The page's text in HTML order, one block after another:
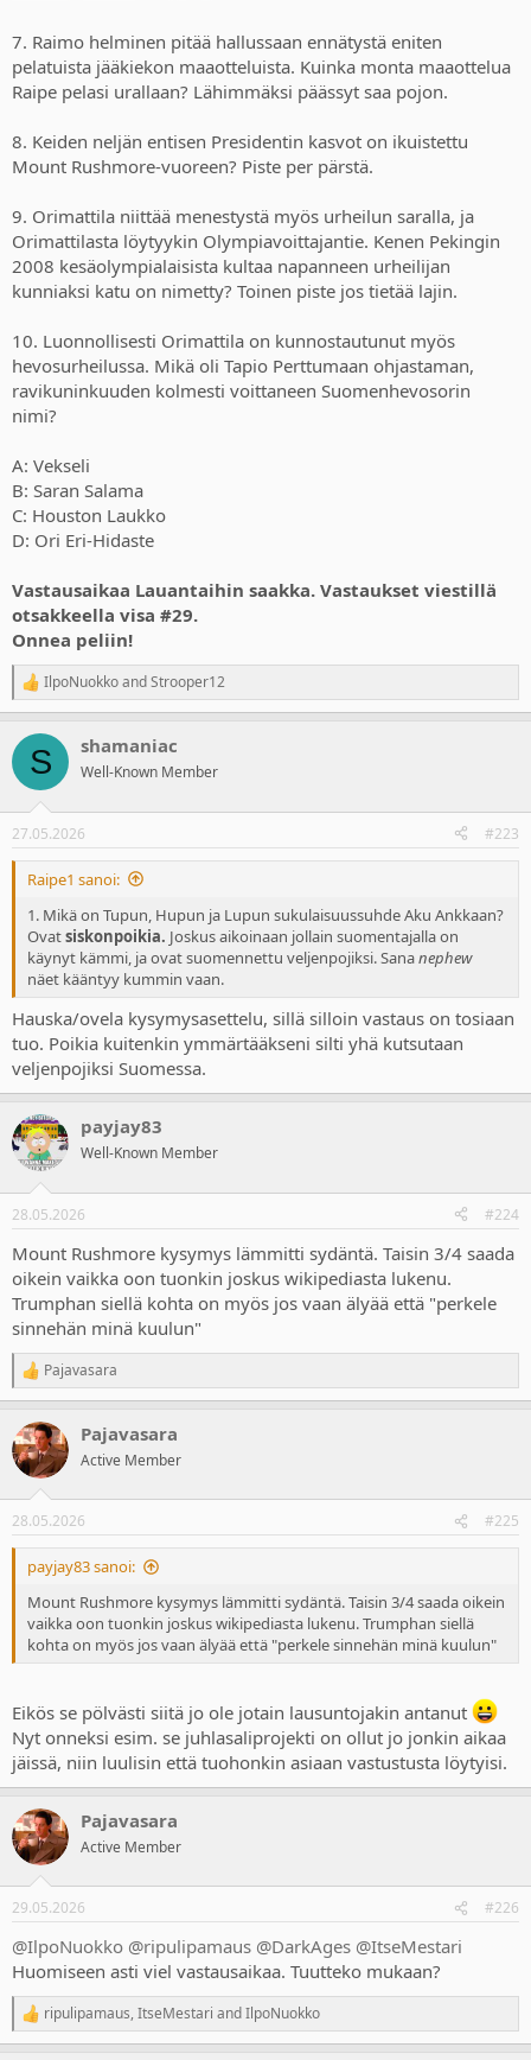
7. Raimo helminen pitää hallussaan ennätystä eniten
pelatuista jääkiekon maaotteluista. Kuinka monta maaottelua
Raipe pelasi urallaan? Lähimmäksi päässyt saa pojon.
8. Keiden neljän entisen Presidentin kasvot on ikuistettu
Mount Rushmore-vuoreen? Piste per pärstä.
9. Orimattila niittää menestystä myös urheilun saralla, ja
Orimattilasta löytyykin Olympiavoittajantie. Kenen Pekingin
2008 kesäolympialaisista kultaa napanneen urheilijan
kunniaksi katu on nimetty? Toinen piste jos tietää lajin.
10. Luonnollisesti Orimattila on kunnostautunut myös
hevosurheilussa. Mikä oli Tapio Perttumaan ohjastaman,
ravikuninkuuden kolmesti voittaneen Suomenhevosorin
nimi?
A: Vekseli
B: Saran Salama
C: Houston Laukko
D: Ori Eri-Hidaste
Vastausaikaa Lauantaihin saakka. Vastaukset viestillä
otsakkeella visa #29.
Onnea peliin!
R
e
c
i
s
:
IlpoNuokkoandStrooper12
S shamaniac
Well-Known Member
27.05.2026 #223
Raipe1 sanoi:
1. Mikä on Tupun, Hupun ja Lupun sukulaisuussuhde Aku Ankkaan?
Ovatsiskonpoikia. Joskus aikoinaan jollain suomentajalla on
käynyt kämmi, ja ovat suomennettu veljenpojiksi. Sananephew
näet kääntyy kummin vaan.
Hauska/ovela kysymysasettelu, sillä silloin vastaus on tosiaan
tuo. Poikia kuitenkin ymmärtääkseni silti yhä kutsutaan
veljenpojiksi Suomessa.
payjay83
Well-Known Member
28.05.2026 #224
Mount Rushmore kysymys lämmitti sydäntä. Taisin 3/4 saada
oikein vaikka oon tuonkin joskus wikipediasta lukenu.
Trumphan siellä kohta on myös jos vaan älyää että "perkele
sinnehän minä kuulun"
R
e
c
t
i
s
:
Pajavasara
Pajavasara
Active Member
28.05.2026 #225
payjay83 sanoi:
Mount Rushmore kysymys lämmitti sydäntä. Taisin 3/4 saada oikein
vaikka oon tuonkin joskus wikipediasta lukenu. Trumphan siellä
kohta on myös jos vaan älyää että "perkele sinnehän minä kuulun"
Eikös se pölvästi siitä jo ole jotain lausuntojakin antanut
Nyt onneksi esim. se juhlasaliprojekti on ollut jo jonkin aikaa
jäissä, niin luulisin että tuohonkin asiaan vastustusta löytyisi.
Pajavasara
Active Member
29.05.2026 #226
@IlpoNuokko @ripulipamaus @DarkAges @ItseMestari
Huomiseen asti viel vastausaikaa. Tuutteko mukaan?
R
e
ripulipamaus, ItseMestari andIlpoNuokko